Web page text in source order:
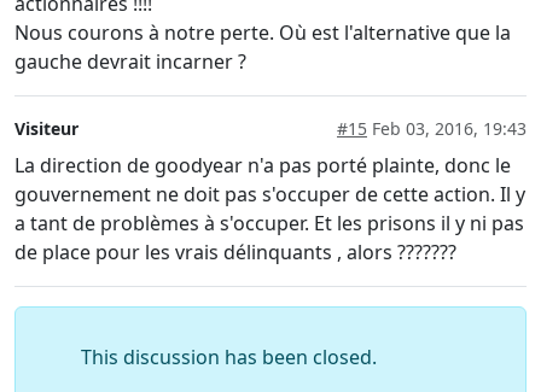
Nous courons à notre perte. Où est l'alternative que la
gauche devrait incarner ?
Visiteur #15 Feb 03, 2016, 19:43
La direction de goodyear n'a pas porté plainte, donc le
gouvernement ne doit pas s'occuper de cette action. Il y
a tant de problèmes à s'occuper. Et les prisons il y ni pas
de place pour les vrais délinquants , alors ???????
This discussion has been closed.